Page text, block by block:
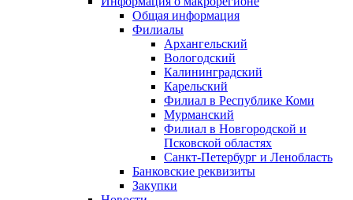
Общая информация
Филиалы
Архангельский
Вологодский
Калининградский
Карельский
Филиал в Республике Коми
Мурманский
Филиал в Новгородской и
Псковской областях
Санкт-Петербург и Ленобласть
Банковские реквизиты
Закупки